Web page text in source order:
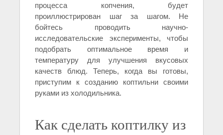
процесса копчения, будет
проиллюстрирован шаг за шагом. Не
бойтесь проводить научно-
исследовательские эксперименты, чтобы
подобрать оптимальное время и
температуру для улучшения вкусовых
качеств блюд. Теперь, когда вы готовы,
приступим к созданию коптильни своими
руками из холодильника.
Как сделать коптилку из